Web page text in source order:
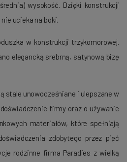
wysokość. Dzięki konstrukcji
ucieka na boki.
w konstrukcji trzykomorowej.
elegancką srebrną, satynową bizę
stale unowocześniane i ulepszane w
firmy oraz o używanie
materiałów, które spełniają
zdobytego przez pięć
rodzinne firma Paradies z wielką